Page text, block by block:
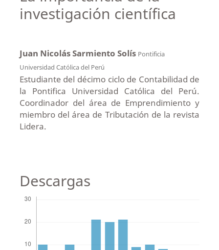
investigación científica
Juan Nicolás Sarmiento Solís Pontificia
Universidad Católica del Perú
Estudiante del décimo ciclo de Contabilidad de
la Pontifica Universidad Católica del Perú.
Coordinador del área de Emprendimiento y
miembro del área de Tributación de la revista
Lidera.
Descargas